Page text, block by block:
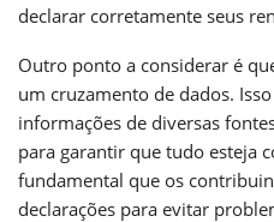
declarar corretamente seus
Outro ponto a considerar é
um cruzamento de dados.
informações de diversas
para garantir que tudo esteja
fundamental que os
declarações para evitar